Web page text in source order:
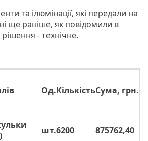
та ілюмінації, які передали на
ще раніше, як повідомили в
- технічне.
Од.КількістьСума, грн.
шт.6200 875762,40